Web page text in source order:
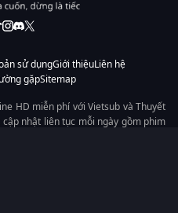
sử dụngGiới thiệuLiên hệ
gặpSitemap
HD miễn phí với Vietsub và Thuyết
nhật liên tục mỗi ngày gồm phim